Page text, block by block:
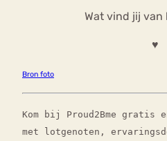
Wat vind jij van
♥
Bron foto
Kom bij Proud2Bme gratis
met lotgenoten,